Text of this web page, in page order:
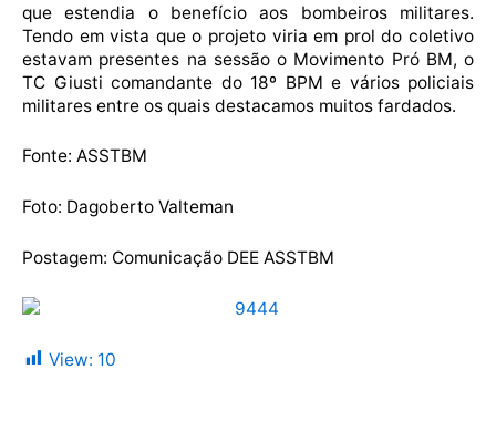
que estendia o benefício aos bombeiros militares.
Tendo em vista que o projeto viria em prol do coletivo
estavam presentes na sessão o Movimento Pró BM, o
TC Giusti comandante do 18º BPM e vários policiais
militares entre os quais destacamos muitos fardados.
Fonte: ASSTBM
Foto: Dagoberto Valteman
Postagem: Comunicação DEE ASSTBM
View: 10